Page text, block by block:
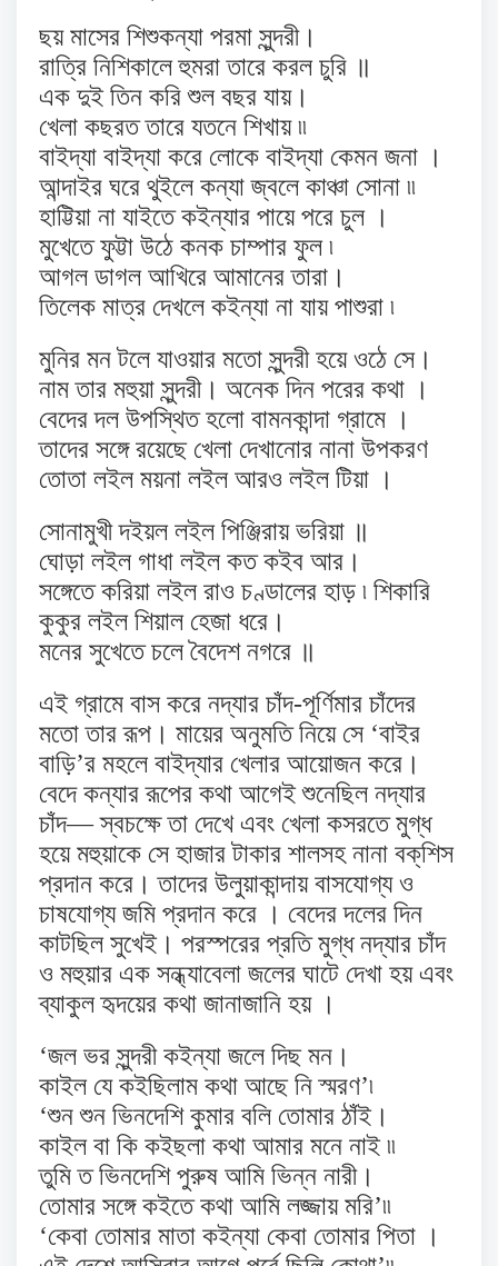
ছয় মাসের শিশুকন্যা পরমা সুন্দরী।
রাত্রি নিশিকালে হুমরা তারে করল চুরি ॥
এক দুই তিন করি শুল বছর যায়।
খেলা কছরত তারে যতনে শিখায় ৷৷
বাইদ্যা বাইদ্যা করে লোকে বাইদ্যা কেমন জনা ।
আন্দাইর ঘরে থুইলে কন্যা জ্বলে কাঞ্চা সোনা ৷৷
হাট্টিয়া না যাইতে কইন্যার পায়ে পরে চুল ।
মুখেতে ফুট্টা উঠে কনক চাম্পার ফুল ৷
আগল ডাগল আখিরে আমানের তারা।
তিলেক মাত্র দেখলে কইন্যা না যায় পাশুরা ৷
মুনির মন টলে যাওয়ার মতো সুন্দরী হয়ে ওঠে সে।
নাম তার মহুয়া সুন্দরী। অনেক দিন পরের কথা ।
বেদের দল উপস্থিত হলো বামনকান্দা গ্রামে ।
তাদের সঙ্গে রয়েছে খেলা দেখানোর নানা উপকরণ
তোতা লইল ময়না লইল আরও লইল টিয়া ।
সোনামুখী দইয়ল লইল পিঞ্জিরায় ভরিয়া ॥
ঘোড়া লইল গাধা লইল কত কইব আর।
সঙ্গেতে করিয়া লইল রাও চণ্ডালের হাড় ৷ শিকারি
কুকুর লইল শিয়াল হেজা ধরে।
মনের সুখেতে চলে বৈদেশ নগরে ॥
এই গ্রামে বাস করে নদ্যার চাঁদ-পূর্ণিমার চাঁদের
মতো তার রূপ। মায়ের অনুমতি নিয়ে সে ‘বাইর
বাড়ি’র মহলে বাইদ্যার খেলার আয়োজন করে।
বেদে কন্যার রূপের কথা আগেই শুনেছিল নদ্যার
চাঁদ— স্বচক্ষে তা দেখে এবং খেলা কসরতে মুগ্ধ
হয়ে মহুয়াকে সে হাজার টাকার শালসহ নানা বক্‌শিস
প্রদান করে। তাদের উলুয়াকান্দায় বাসযোগ্য ও
চাষযোগ্য জমি প্রদান করে । বেদের দলের দিন
কাটছিল সুখেই। পরস্পরের প্রতি মুগ্ধ নদ্যার চাঁদ
ও মহুয়ার এক সন্ধ্যাবেলা জলের ঘাটে দেখা হয় এবং
ব্যাকুল হৃদয়ের কথা জানাজানি হয় ।
‘জল ভর সুন্দরী কইন্যা জলে দিছ মন।
কাইল যে কইছিলাম কথা আছে নি স্মরণ’৷
‘শুন শুন ভিনদেশি কুমার বলি তোমার ঠাঁই।
কাইল বা কি কইছলা কথা আমার মনে নাই ৷৷
তুমি ত ভিনদেশি পুরুষ আমি ভিন্ন নারী।
তোমার সঙ্গে কইতে কথা আমি লজ্জায় মরি’৷৷
‘কেবা তোমার মাতা কইন্যা কেবা তোমার পিতা ।